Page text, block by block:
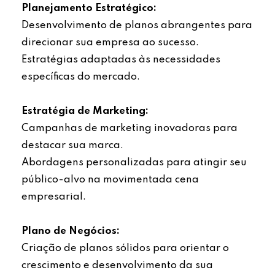
Planejamento Estratégico:
Desenvolvimento de planos abrangentes para
direcionar sua empresa ao sucesso.
Estratégias adaptadas às necessidades
específicas do mercado.
Estratégia de Marketing:
Campanhas de marketing inovadoras para
destacar sua marca.
Abordagens personalizadas para atingir seu
público-alvo na movimentada cena
empresarial.
Plano de Negócios:
Criação de planos sólidos para orientar o
crescimento e desenvolvimento da sua